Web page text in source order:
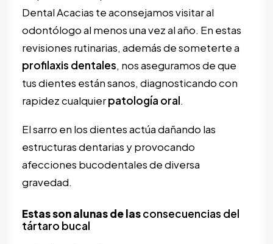
Dental Acacias te aconsejamos visitar al
odontólogo al menos una vez al año. En estas
revisiones rutinarias, además de someterte a
profilaxis dentales, nos aseguramos de que
tus dientes están sanos, diagnosticando con
rapidez cualquierpatología oral.
El sarro en los dientes actúa dañando las
estructuras dentarias y provocando
afecciones bucodentales de diversa
gravedad.
Estas son alunas de lasconsecuencias del
tártaro bucal